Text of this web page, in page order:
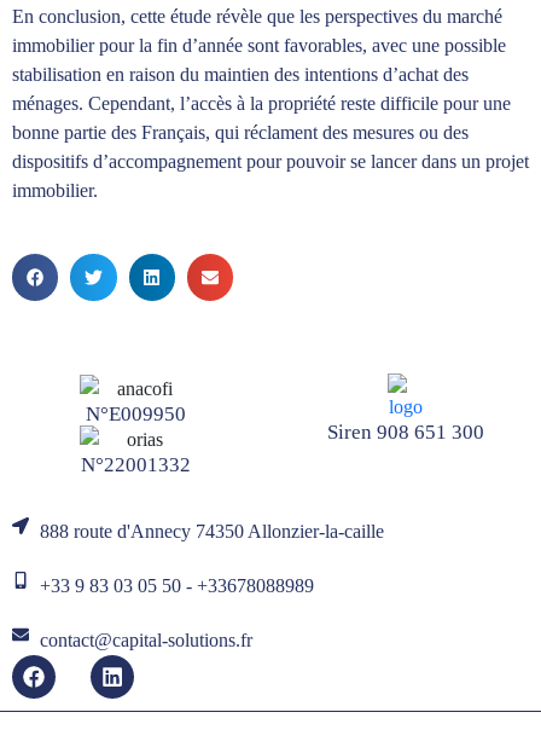
En conclusion, cette étude révèle que les perspectives du marché
immobilier pour la fin d’année sont favorables, avec une possible
stabilisation en raison du maintien des intentions d’achat des
ménages. Cependant, l’accès à la propriété reste difficile pour une
bonne partie des Français, qui réclament des mesures ou des
dispositifs d’accompagnement pour pouvoir se lancer dans un projet
immobilier.
N°E009950
N°22001332
Siren 908 651 300
888 route d'Annecy 74350 Allonzier-la-caille
+33 9 83 03 05 50 - +33678088989
contact@capital-solutions.fr